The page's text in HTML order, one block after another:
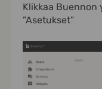
Klikkaa Buennon
”Asetukset”